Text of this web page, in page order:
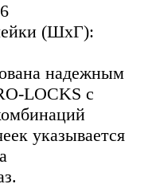
(ШхГ):
надежным
LOCKS c
указывается